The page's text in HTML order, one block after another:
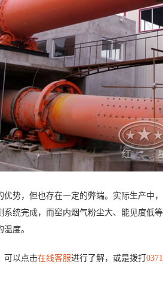
优势，但也存在一定的弊端。实际生产中
系统完成，而窑内烟气粉尘大、能见度低
度。
可以点击在线客服进行了解，或是拨打